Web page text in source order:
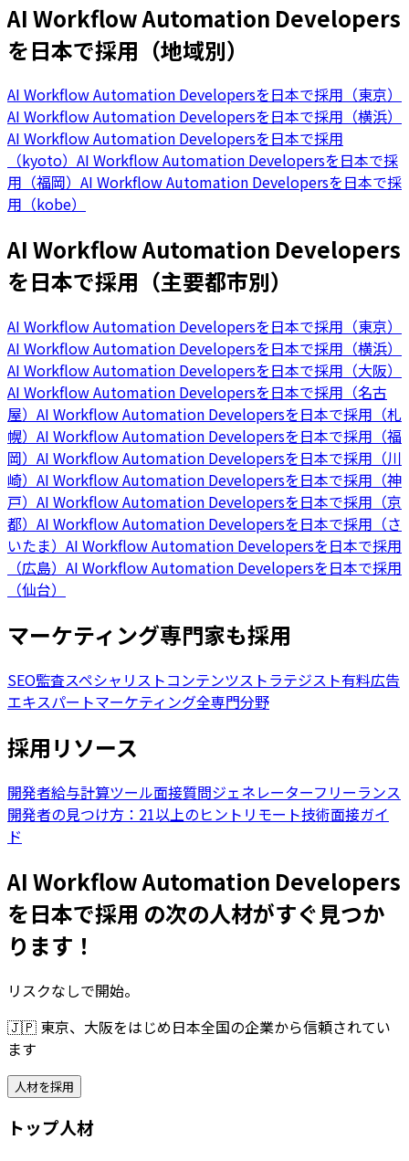
AI Workflow Automation Developers
を日本で採用（地域別）
AI Workflow Automation Developersを日本で採用（東京）
AI Workflow Automation Developersを日本で採用（横浜）
AI Workflow Automation Developersを日本で採用
（kyoto） AI Workflow Automation Developersを日本で採
用（福岡） AI Workflow Automation Developersを日本で採
用（kobe）
AI Workflow Automation Developers
を日本で採用（主要都市別）
AI Workflow Automation Developersを日本で採用（東京）
AI Workflow Automation Developersを日本で採用（横浜）
AI Workflow Automation Developersを日本で採用（大阪）
AI Workflow Automation Developersを日本で採用（名古
屋） AI Workflow Automation Developersを日本で採用（札
幌） AI Workflow Automation Developersを日本で採用（福
岡） AI Workflow Automation Developersを日本で採用（川
崎） AI Workflow Automation Developersを日本で採用（神
戸） AI Workflow Automation Developersを日本で採用（京
都） AI Workflow Automation Developersを日本で採用（さ
いたま） AI Workflow Automation Developersを日本で採用
（広島） AI Workflow Automation Developersを日本で採用
（仙台）
マーケティング専門家も採用
SEO監査スペシャリストコンテンツストラテジスト有料広告
エキスパートマーケティング全専門分野
採用リソース
開発者給与計算ツール面接質問ジェネレーターフリーランス
開発者の見つけ方：21以上のヒント リモート技術面接ガイ
ド
AI Workflow Automation Developers
を日本で採用 の次の人材がすぐ見つか
ります！
リスクなしで開始。
🇯🇵 東京、大阪をはじめ日本全国の企業から信頼されてい
ます
人材を採用
トップ人材